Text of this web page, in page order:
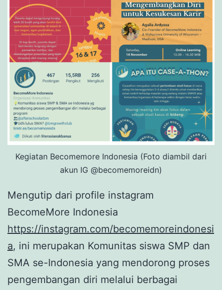
Kegiatan Becomemore Indonesia (Foto diambil dari
akun IG @becomemoreidn)
Mengutip dari profile instagram
BecomeMore Indonesia
https://instagram.com/becomemoreindonesi
a, ini merupakan Komunitas siswa SMP dan
SMA se-Indonesia yang mendorong proses
pengembangan diri melalui berbagai